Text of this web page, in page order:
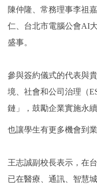
陳仲隆、常務理事李祖
仁、台北市電腦公會AI
盛事。
參與簽約儀式的代表與
境、社會和公司治理（
鏈」，鼓勵企業實施永
也讓學生有更多機會到
王志誠副校長表示，在
已在醫療、通訊、智慧